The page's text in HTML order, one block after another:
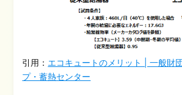
引用： エコキュートのメリット | 一般財
プ・蓄熱センター